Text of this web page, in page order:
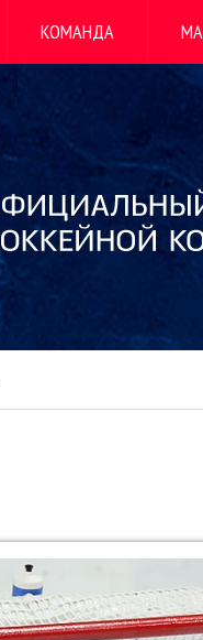
КОМАНДА